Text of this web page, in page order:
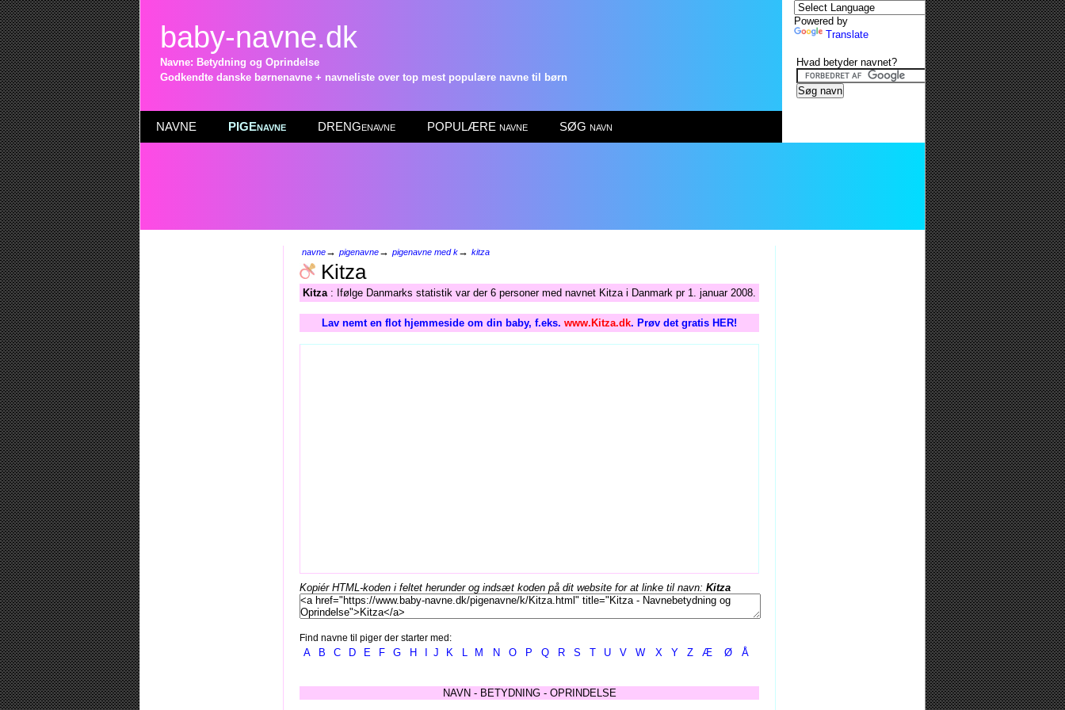
baby-navne.dk
Navne: Betydning og Oprindelse
Godkendte danske børnenavne + navneliste over top mest populære navne til børn
NAVNE PIGEnavne DRENGenavne POPULÆRE navne SØG navn
navne→ pigenavne→ pigenavne med k→ kitza
Kitza
Kitza: Ifølge Danmarks statistik var der 6 personer med navnet Kitza i Danmark pr 1. januar 2008.
Lav nemt en flot hjemmeside om din baby, f.eks. www.Kitza.dk. Prøv det gratis HER!
Kopiér HTML-koden i feltet herunder og indsæt koden på dit website for at linke til navn: Kitza
Find navne til piger der starter med:
A B C D E F G H J K L M N O P Q R S T U V W X Y Z Æ Ø Å
NAVN - BETYDNING - OPRINDELSE
Powered by
Translate
Hvad betyder navnet?